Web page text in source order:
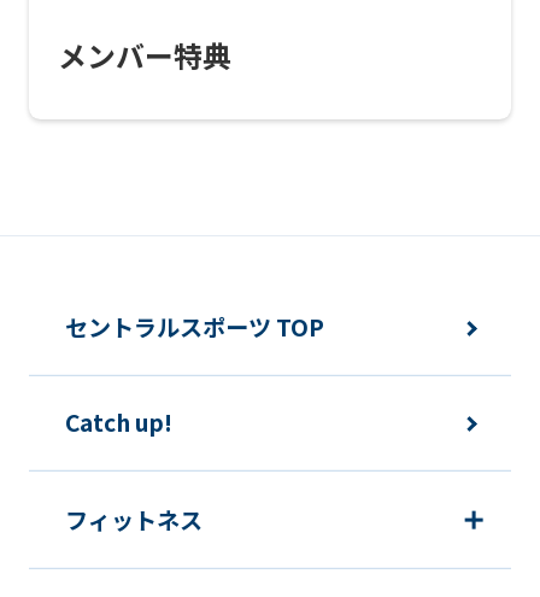
メンバー特典
so
not
accurate
translation.
from
セントラルスポーツ TOP
Catch up!
フィットネス